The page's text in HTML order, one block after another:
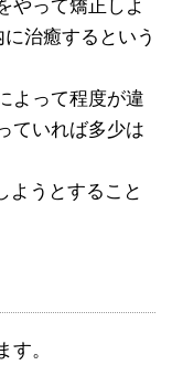
やって矯正しよ
治癒するという
よって程度が違
ていれば多少は
ようとすること
。